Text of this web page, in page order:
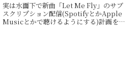
実は水面下で新曲「Let Me Fly」のサブ
スクリプション配信(SpotifyとかApple
Musicとかで聴けるようにする)計画を進